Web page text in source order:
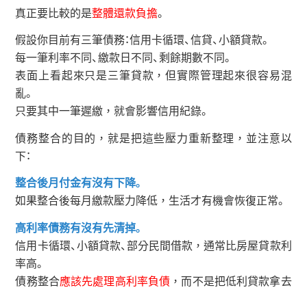
真正要比較的是整體還款負擔。
假設你目前有三筆債務：信用卡循環、信貸、小額貸款。
每一筆利率不同、繳款日不同、剩餘期數不同。
表面上看起來只是三筆貸款，但實際管理起來很容易混
亂。
只要其中一筆遲繳，就會影響信用紀錄。
債務整合的目的，就是把這些壓力重新整理，並注意以
下：
整合後月付金有沒有下降。
如果整合後每月繳款壓力降低，生活才有機會恢復正常。
高利率債務有沒有先清掉。
信用卡循環、小額貸款、部分民間借款，通常比房屋貸款利
率高。
債務整合應該先處理高利率負債 ，而不是把低利貸款拿去